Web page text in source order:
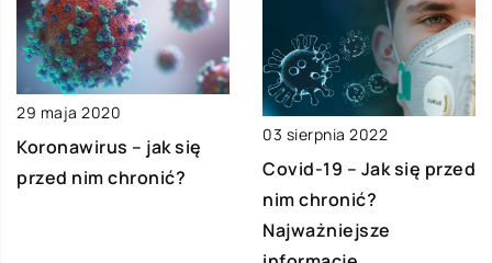
29 maja 2020
Koronawirus – jak się
przed nim chronić?
03 sierpnia 2022
Covid-19 – Jak się przed
nim chronić?
Najważniejsze